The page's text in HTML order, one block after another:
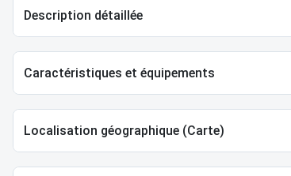
Description détaillée
Caractéristiques et équipements
Localisation géographique (Carte)